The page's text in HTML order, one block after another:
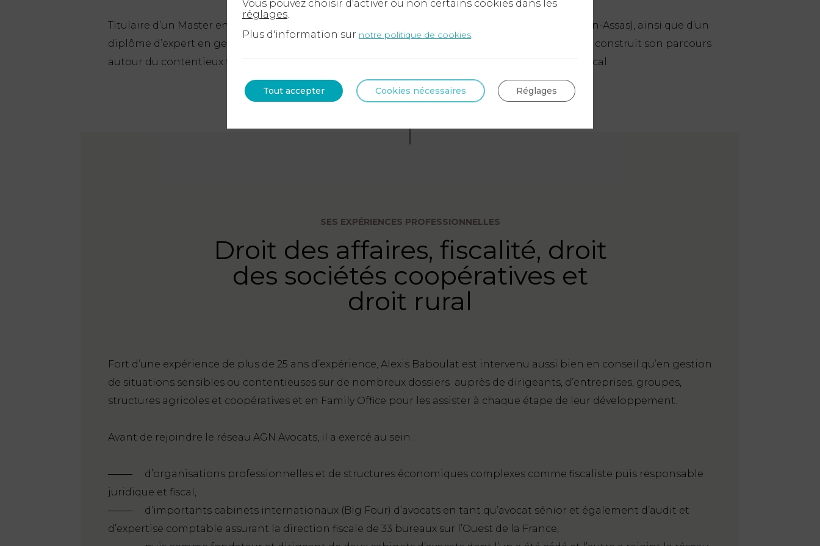
Titulaire d’un Master en droit des affaires et d’un Master II en fiscalité (Université Paris-Panthéon-Assas), ainsi que d’un
diplôme d’expert en gestion de patrimoine (Université de Clermont-Ferrand), Alexis Baboulat a construit son parcours
autour du contentieux fiscal et patrimonial avant d’élargir sa pratique au conseil juridique et fiscal.
SES EXPÉRIENCES PROFESSIONNELLES
Droit des affaires, fiscalité, droit
des sociétés coopératives et
droit rural
Fort d’une expérience de plus de 25 ans d’expérience, Alexis Baboulat est intervenu aussi bien en conseil qu’en gestion
de situations sensibles ou contentieuses sur de nombreux dossiers auprès de dirigeants, d’entreprises, groupes,
structures agricoles et coopératives et en Family Office pour les assister à chaque étape de leur développement.
Avant de rejoindre le réseau AGN Avocats, il a exercé au sein :
d’organisations professionnelles et de structures économiques complexes comme fiscaliste puis responsable
juridique et fiscal,
d’importants cabinets internationaux (Big Four) d’avocats en tant qu’avocat sénior et également d’audit et
d’expertise comptable assurant la direction fiscale de 33 bureaux sur l’Ouest de la France,
Vous pouvez choisir d'activer ou non certains cookies dans les
réglages
Plus d'information sur notre politique de cookies
Tout accepter Cookies nécessaires Réglages